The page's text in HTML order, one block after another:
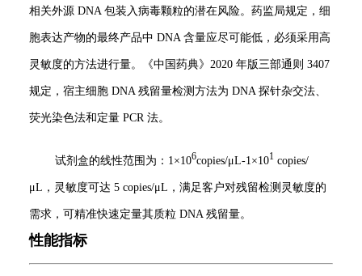
相关外源 DNA 包装入病毒颗粒的潜在风险。药监局规定，细
胞表达产物的最终产品中 DNA 含量应尽可能低，必须采用高
灵敏度的方法进行量。《中国药典》2020 年版三部通则 3407
规定，宿主细胞 DNA 残留量检测方法为 DNA 探针杂交法、
荧光染色法和定量 PCR 法。
试剂盒的线性范围为：1×106copies/μL-1×101 copies/
μL，灵敏度可达 5 copies/μL，满足客户对残留检测灵敏度的
需求，可精准快速定量其质粒 DNA 残留量。
性能指标